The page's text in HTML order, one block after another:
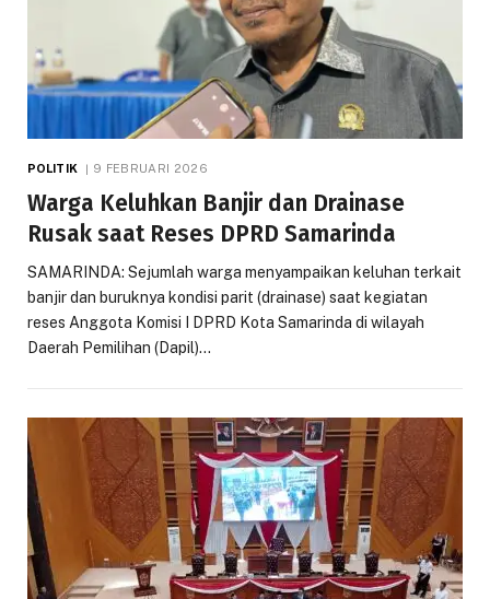
POLITIK 9 FEBRUARI 2026
Warga Keluhkan Banjir dan Drainase
Rusak saat Reses DPRD Samarinda
SAMARINDA: Sejumlah warga menyampaikan keluhan terkait
banjir dan buruknya kondisi parit (drainase) saat kegiatan
reses Anggota Komisi I DPRD Kota Samarinda di wilayah
Daerah Pemilihan (Dapil)…